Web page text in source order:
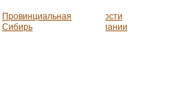
Провинциальная
Сибирь